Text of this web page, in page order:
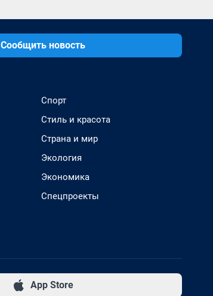
Сообщить новость
Спорт
Стиль и красота
Страна и мир
Экология
Экономика
Спецпроекты
App Store